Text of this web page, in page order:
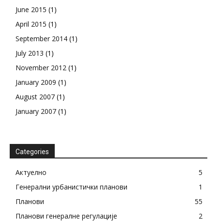
June 2015 (1)
April 2015 (1)
September 2014 (1)
July 2013 (1)
November 2012 (1)
January 2009 (1)
August 2007 (1)
January 2007 (1)
Categories
Актуелно
5
Генерални урбанистички планови
1
Планови
55
Планови генералне регулације
2